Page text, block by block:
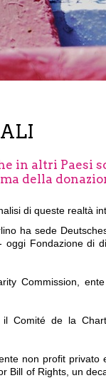
in altri Paesi
della
di queste realtà
ha sede
Fondazione di
Commission,
Comité de la
non profit privato
Bill of Rights, un